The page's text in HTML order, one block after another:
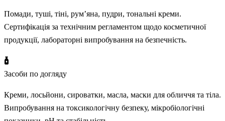
Помади, туші, тіні, рум’яна, пудри, тональні креми.
Сертифікація за технічним регламентом щодо косметичної
продукції, лабораторні випробування на безпечність.
Засоби по догляду
Креми, лосьйони, сироватки, масла, маски для обличчя та тіла.
Випробування на токсикологічну безпеку, мікробіологічні